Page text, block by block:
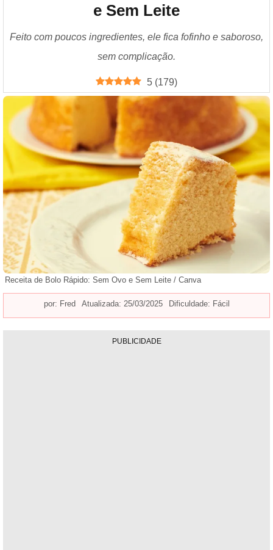
e Sem Leite
Feito com poucos ingredientes, ele fica fofinho e saboroso,
sem complicação.
5 (179)
Receita de Bolo Rápido: Sem Ovo e Sem Leite / Canva
por: Fred Atualizada: 25/03/2025 Dificuldade: Fácil
PUBLICIDADE